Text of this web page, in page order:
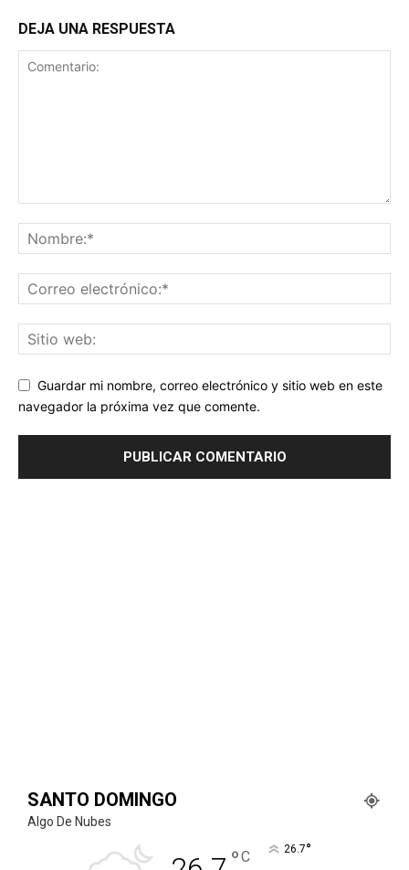
DEJA UNA RESPUESTA
Guardar mi nombre, correo electrónico y sitio web en este
navegador la próxima vez que comente.
SANTO DOMINGO
Algo De Nubes
°C 26.7°